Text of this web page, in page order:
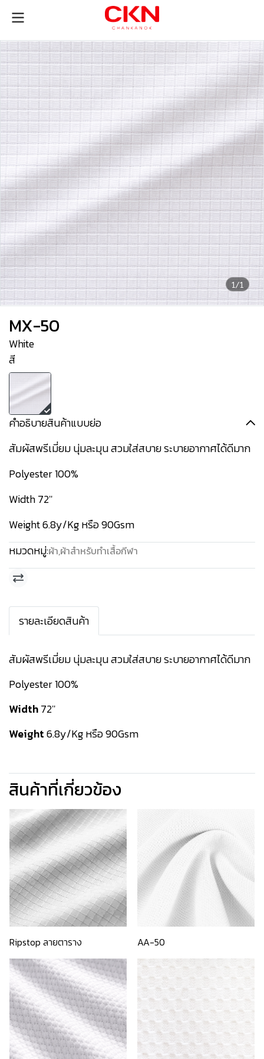
1/1
MX-50
White
สี
คำอธิบายสินค้าแบบย่อ
สัมผัสพรีเมี่ยม นุ่มละมุน สวมใส่สบาย ระบายอากาศได้ดีมาก
Polyester 100%
Width 72''
Weight 6.8y/Kg หรือ 90Gsm
หมวดหมู่:ผ้า,ผ้าสำหรับทำเสื้อกีฬา
รายละเอียดสินค้า
สัมผัสพรีเมี่ยม นุ่มละมุน สวมใส่สบาย ระบายอากาศได้ดีมาก
Polyester 100%
Width72''
Weight6.8y/Kg หรือ 90Gsm
สินค้าที่เกี่ยวข้อง
Ripstop ลายตาราง AA-50